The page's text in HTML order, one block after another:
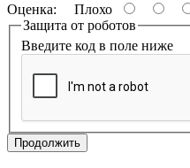
Оценка: Плохо
Защита от роботов
Введите код в поле ниже
Продолжить